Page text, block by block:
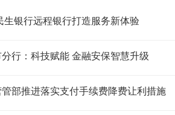
生银行远程银行打造服务新体验
行：科技赋能 金融安保智慧升级
管部推进落实支付手续费降费让利措施